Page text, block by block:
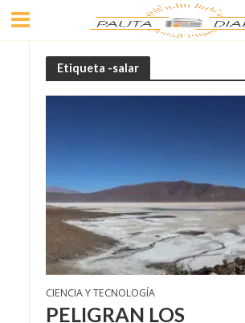
Etiqueta -salar
CIENCIA Y TECNOLOGÍA
PELIGRAN LOS